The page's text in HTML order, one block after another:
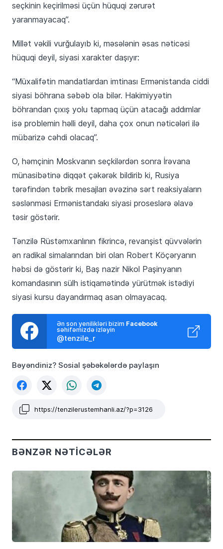
seçkinin keçirilməsi üçün hüquqi zərurət
yaranmayacaq”.
Millət vəkili vurğulayıb ki, məsələnin əsas nəticəsi
hüquqi deyil, siyasi xarakter daşıyır:
“Müxalifətin mandatlardan imtinası Ermənistanda ciddi
siyasi böhrana səbəb ola bilər. Hakimiyyətin
böhrandan çıxış yolu tapmaq üçün atacağı addımlar
isə problemin həlli deyil, daha çox onun nəticələri ilə
mübarizə cəhdi olacaq”.
O, həmçinin Moskvanın seçkilərdən sonra İrəvana
münasibətinə diqqət çəkərək bildirib ki, Rusiya
tərəfindən təbrik mesajları əvəzinə sərt reaksiyaların
səslənməsi Ermənistandakı siyasi proseslərə əlavə
təsir göstərir.
Tənzilə Rüstəmxanlının fikrincə, revanşist qüvvələrin
ən radikal simalarından biri olan Robert Köçəryanın
həbsi də göstərir ki, Baş nazir Nikol Paşinyanın
komandasının sülh istiqamətində yürütmək istədiyi
siyasi kursu dayandırmaq asan olmayacaq.
Ən son yenilikləri bizim Facebook
səhifəmizdə izləyin
@tenzile_r
Bəyəndiniz? Sosial şəbəkələrdə paylaşın
https://tenzilerustemhanli.az/?p=3126
BƏNZƏR NƏTICƏLƏR